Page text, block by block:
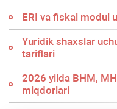
ERI va fiskal modul
Yuridik shaхslar
tariflari
2026 yilda BHM,
miqdorlari